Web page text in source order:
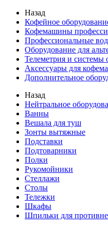
Назад
Кофейное
Кофемашины
Профессиональные
Оборудование для
Телеметрия и системы
Аксессуары для
Дополнительное
Назад
Нейтральное
Ванны
Вешала для туш
Зонты вытяжные
Подставки
Подтоварники
Полки
Рукомойники
Стеллажи
Столы
Тележки
Шкафы
Шпильки для